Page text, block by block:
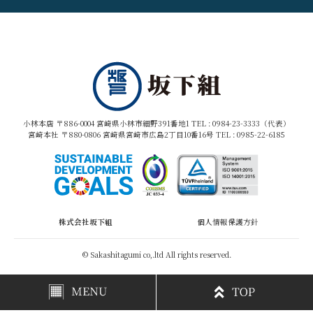
小林本店 〒886-0004 宮崎県小林市細野391番地1 TEL : 0984-23-3333（代表）
宮崎本社 〒880-0806 宮崎県宮崎市広島2丁目10番16号 TEL : 0985-22-6185
株式会社坂下組 個人情報保護方針
© Sakashitagumi co,.ltd All rights reserved.